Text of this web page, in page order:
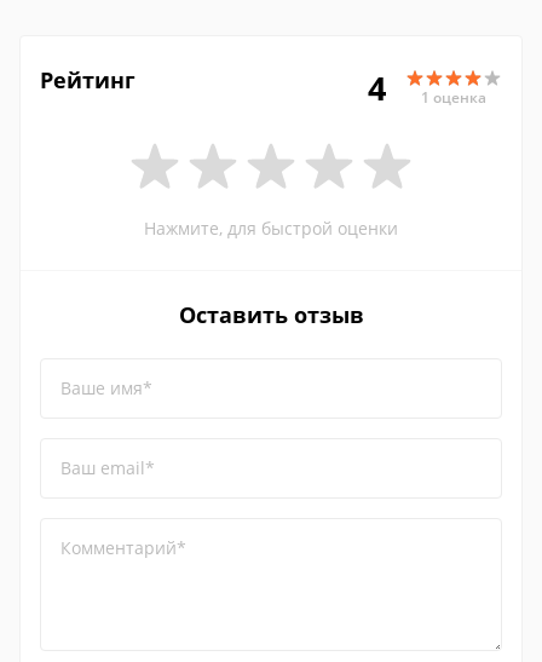
Рейтинг 4 1 оценка
Нажмите, для быстрой оценки
Оставить отзыв
Ваше имя*
Ваш email*
Комментарий*